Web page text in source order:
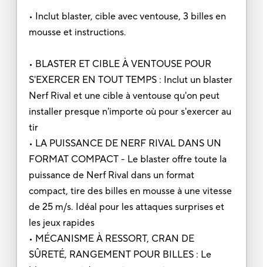
• Inclut blaster, cible avec ventouse, 3 billes en
mousse et instructions.
• BLASTER ET CIBLE À VENTOUSE POUR
S'EXERCER EN TOUT TEMPS : Inclut un blaster
Nerf Rival et une cible à ventouse qu'on peut
installer presque n'importe où pour s'exercer au
tir
• LA PUISSANCE DE NERF RIVAL DANS UN
FORMAT COMPACT - Le blaster offre toute la
puissance de Nerf Rival dans un format
compact, tire des billes en mousse à une vitesse
de 25 m/s. Idéal pour les attaques surprises et
les jeux rapides
• MÉCANISME À RESSORT, CRAN DE
SÛRETÉ, RANGEMENT POUR BILLES : Le